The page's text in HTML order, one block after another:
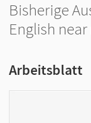
Bisherige
English
Arbeitsblatt